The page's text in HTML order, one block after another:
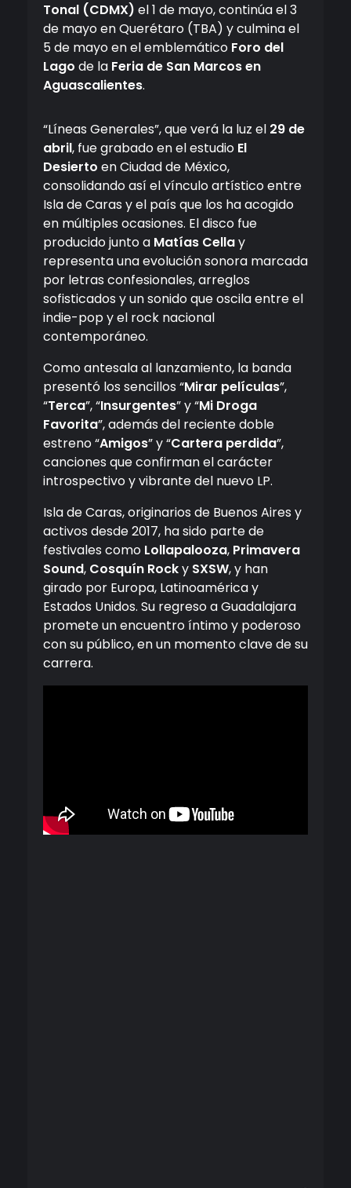
Tonal (CDMX) el 1 de mayo, continúa el 3
de mayo en Querétaro (TBA) y culmina el
5 de mayo en el emblemático Foro del
Lago de la Feria de San Marcos en
Aguascalientes.
“Líneas Generales”, que verá la luz el 29 de
abril, fue grabado en el estudio El
Desierto en Ciudad de México,
consolidando así el vínculo artístico entre
Isla de Caras y el país que los ha acogido
en múltiples ocasiones. El disco fue
producido junto a Matías Cellay
representa una evolución sonora marcada
por letras confesionales, arreglos
sofisticados y un sonido que oscila entre el
indie-pop y el rock nacional
contemporáneo.
Como antesala al lanzamiento, la banda
presentó los sencillos “Mirar películas”,
“Terca”, “Insurgentes” y “Mi Droga
Favorita”, además del reciente doble
estreno “Amigos” y “Cartera perdida”,
canciones que confirman el carácter
introspectivo y vibrante del nuevo LP.
Isla de Caras, originarios de Buenos Aires y
activos desde 2017, ha sido parte de
festivales como Lollapalooza, Primavera
Sound, Cosquín Rocky SXSW, y han
girado por Europa, Latinoamérica y
Estados Unidos. Su regreso a Guadalajara
promete un encuentro íntimo y poderoso
con su público, en un momento clave de su
carrera.